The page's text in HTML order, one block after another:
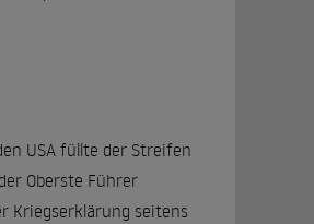
USA füllte der Streifen
Oberste Führer
Kriegserklärung seitens